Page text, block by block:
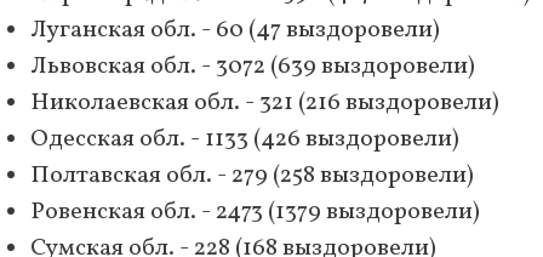
Луганская обл. - 60 (47 выздоровели)
Львовская обл. - 3072 (639 выздоровели)
Николаевская обл. - 321 (216 выздоровели)
Одесская обл. - 1133 (426 выздоровели)
Полтавская обл. - 279 (258 выздоровели)
Ровенская обл. - 2473 (1379 выздоровели)
Сумская обл. - 228 (168 выздоровели)